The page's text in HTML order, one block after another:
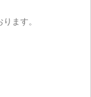
ます。